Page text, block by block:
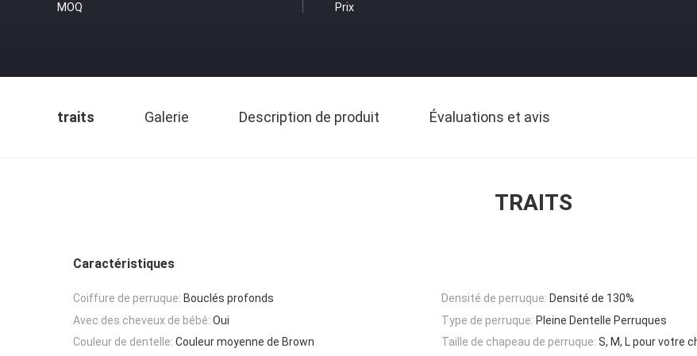
MOQ Prix
traits Galerie Description de produit Évaluations et avis
TRAITS
Caractéristiques
Coiffure de perruque: Bouclés profonds Densité de perruque: Densité de 130%
Avec des cheveux de bébé: Oui Type de perruque: Pleine Dentelle Perruques
Couleur de dentelle: Couleur moyenne de Brown Taille de chapeau de perruque: S, M, L pour votre